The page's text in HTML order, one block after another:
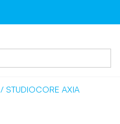
/ STUDIOCORE AXIA